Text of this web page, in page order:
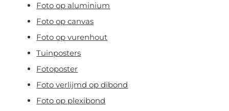
Foto op aluminium
Foto op canvas
Foto op vurenhout
Tuinposters
Fotoposter
Foto verlijmd op dibond
Foto op plexibond
Nee, ik wil geen korting!